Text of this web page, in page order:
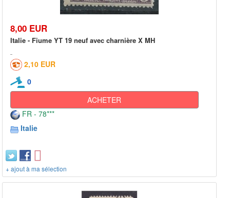
8,00 EUR
Italie - Fiume YT 19 neuf avec charnière X MH
2,10 EUR
0
ACHETER
FR - 78***
Italie
+ ajout à ma sélection